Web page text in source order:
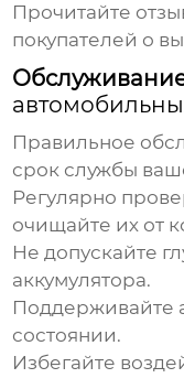
Прочитайте
покупателей о
Правильное
срок службы
Регулярно
очищайте их от
Не допускайте
аккумулятора.
Поддерживайте
состоянии.
Избегайте